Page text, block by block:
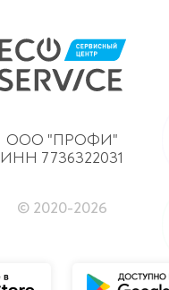
ООО "ПРОФИ"
ИНН 7736322031
© 2020-2026